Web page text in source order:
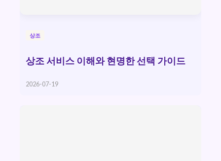
상조
상조 서비스 이해와 현명한 선택 가이드
2026-07-19